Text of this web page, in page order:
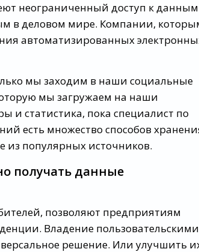
неограниченный доступ к
в деловом мире. Компании,
автоматизированных
мы заходим в наши социальные
мы загружаем на наши
и статистика, пока специалист по
есть множество способов
из популярных источников.
получать данные
позволяют предприятиям
Владение пользовательскими
решение. Или улучшить